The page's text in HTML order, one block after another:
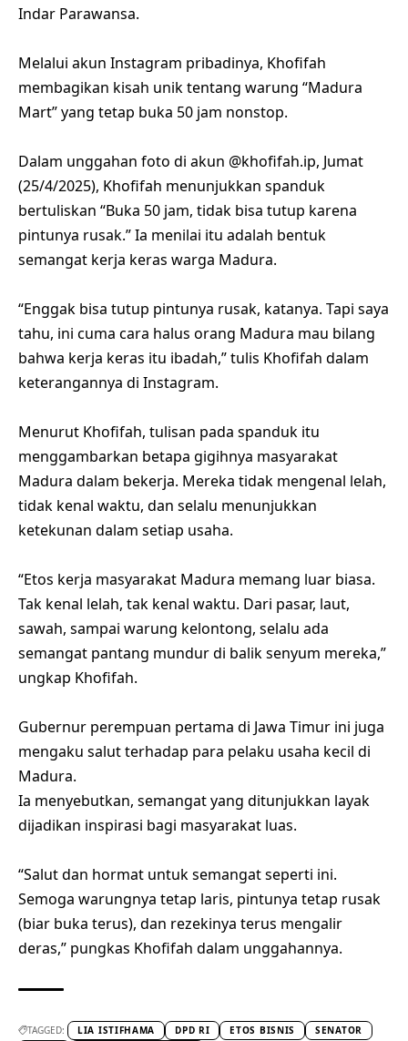
Indar Parawansa.
Melalui akun Instagram pribadinya, Khofifah
membagikan kisah unik tentang warung “Madura
Mart” yang tetap buka 50 jam nonstop.
Dalam unggahan foto di akun @khofifah.ip, Jumat
(25/4/2025), Khofifah menunjukkan spanduk
bertuliskan “Buka 50 jam, tidak bisa tutup karena
pintunya rusak.” Ia menilai itu adalah bentuk
semangat kerja keras warga Madura.
“Enggak bisa tutup pintunya rusak, katanya. Tapi saya
tahu, ini cuma cara halus orang Madura mau bilang
bahwa kerja keras itu ibadah,” tulis Khofifah dalam
keterangannya di Instagram.
Menurut Khofifah, tulisan pada spanduk itu
menggambarkan betapa gigihnya masyarakat
Madura dalam bekerja. Mereka tidak mengenal lelah,
tidak kenal waktu, dan selalu menunjukkan
ketekunan dalam setiap usaha.
“Etos kerja masyarakat Madura memang luar biasa.
Tak kenal lelah, tak kenal waktu. Dari pasar, laut,
sawah, sampai warung kelontong, selalu ada
semangat pantang mundur di balik senyum mereka,”
ungkap Khofifah.
Gubernur perempuan pertama di Jawa Timur ini juga
mengaku salut terhadap para pelaku usaha kecil di
Madura.
Ia menyebutkan, semangat yang ditunjukkan layak
dijadikan inspirasi bagi masyarakat luas.
“Salut dan hormat untuk semangat seperti ini.
Semoga warungnya tetap laris, pintunya tetap rusak
(biar buka terus), dan rezekinya terus mengalir
deras,” pungkas Khofifah dalam unggahannya.
TAGGED: LIA ISTIFHAMA DPD RI ETOS BISNIS
SENATOR